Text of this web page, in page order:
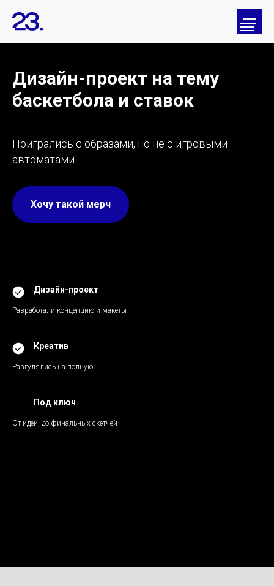
Дизайн-проект на тему
баскетбола и ставок
Поигрались с образами, но не с игровыми
автоматами
Хочу такой мерч
Дизайн-проект
Разработали концепцию и макеты
Креатив
Разгулялись на полную
Под ключ
От идеи, до финальных скетчей